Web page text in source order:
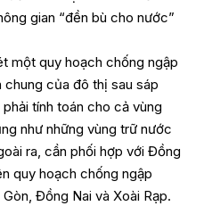
gian “đền bù cho nước”
một quy hoạch chống ngập
của đô thị sau sáp
tính toán cho cả vùng
như những vùng trữ nước
ra, cần phối hợp với Đồng
quy hoạch chống ngập
Đồng Nai và Xoài Rạp.